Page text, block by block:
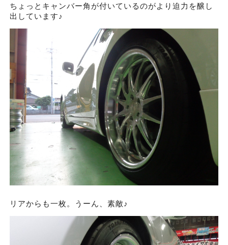
ちょっとキャンバー角が付いているのがより迫力を醸し
出しています♪
リアからも一枚。うーん、素敵♪